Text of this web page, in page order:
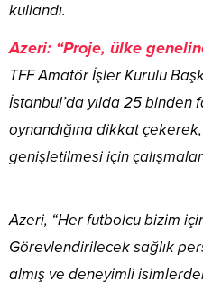
kullandı.
Azeri: “Proje, ülke
TFF Amatör İşler Kurulu
İstanbul’da yılda 25 binden
oynandığına dikkat
genişletilmesi için
Azeri, “Her futbolcu bizim
Görevlendirilecek sağlık
almış ve deneyimli